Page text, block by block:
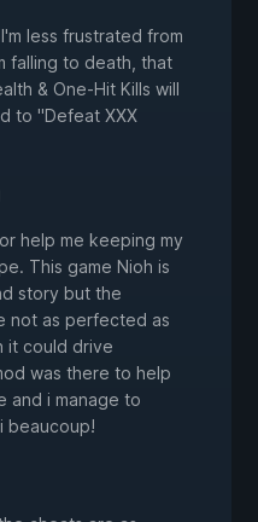
less frustrated from
falling to death, that
& One-Hit Kills will
to "Defeat XXX
help me keeping my
This game Nioh is
story but the
not as perfected as
it could drive
was there to help
and i manage to
beaucoup!